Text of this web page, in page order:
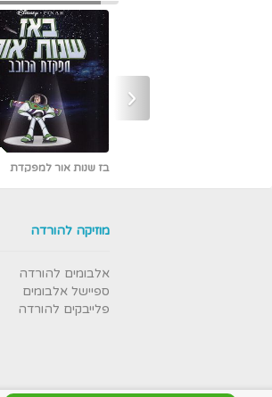
אמיל והבלשים Emil und
‹
מוזיקה להורדה
אלבומים להורדה
ספיישל אלבומים
פלייבקים להורדה